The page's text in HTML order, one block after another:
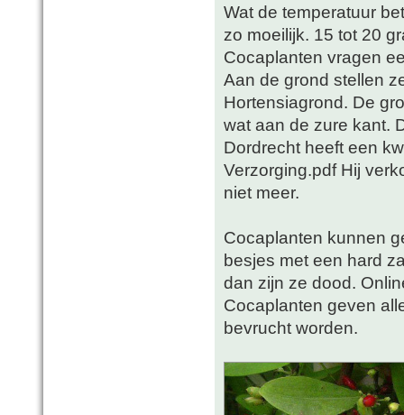
Wat de temperatuur
zo moeilijk. 15 tot 20
Cocaplanten vragen
Aan de grond stellen
Hortensiagrond. De
wat aan de zure kant.
Dordrecht heeft een
Verzorging.pdf Hij
niet meer.
Cocaplanten kunnen
besjes met een hard
dan zijn ze dood.
Cocaplanten geven
bevrucht worden.